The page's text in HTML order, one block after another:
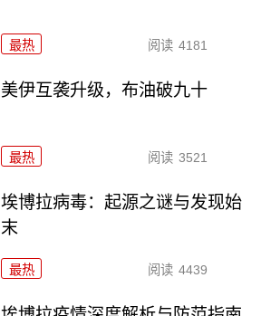
最热 阅读 4181
美伊互袭升级，布油破九十
最热 阅读 3521
埃博拉病毒：起源之谜与发现始
末
最热 阅读 4439